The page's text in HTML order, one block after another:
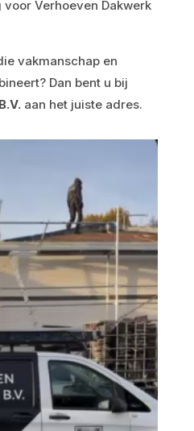
Verhoeven Dakwerk
vakmanschap en
Dan bent u bij
aan het juiste adres.